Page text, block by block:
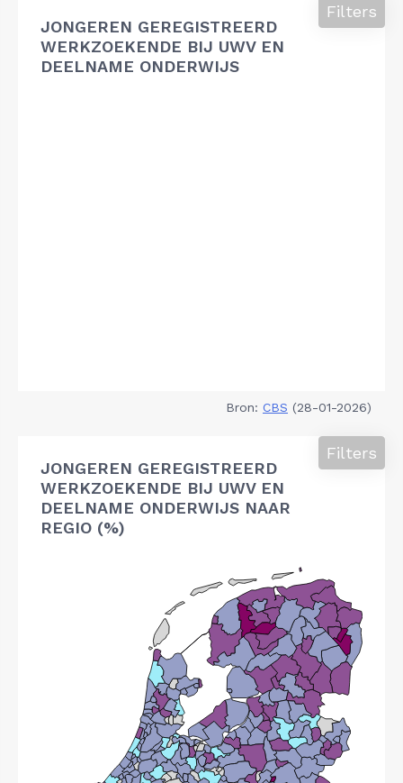
JONGEREN GEREGISTREERD
WERKZOEKENDE BIJ UWV EN
DEELNAME ONDERWIJS
Filters
Bron: CBS (28-01-2026)
JONGEREN GEREGISTREERD
WERKZOEKENDE BIJ UWV EN
DEELNAME ONDERWIJS NAAR
REGIO (%)
Filters